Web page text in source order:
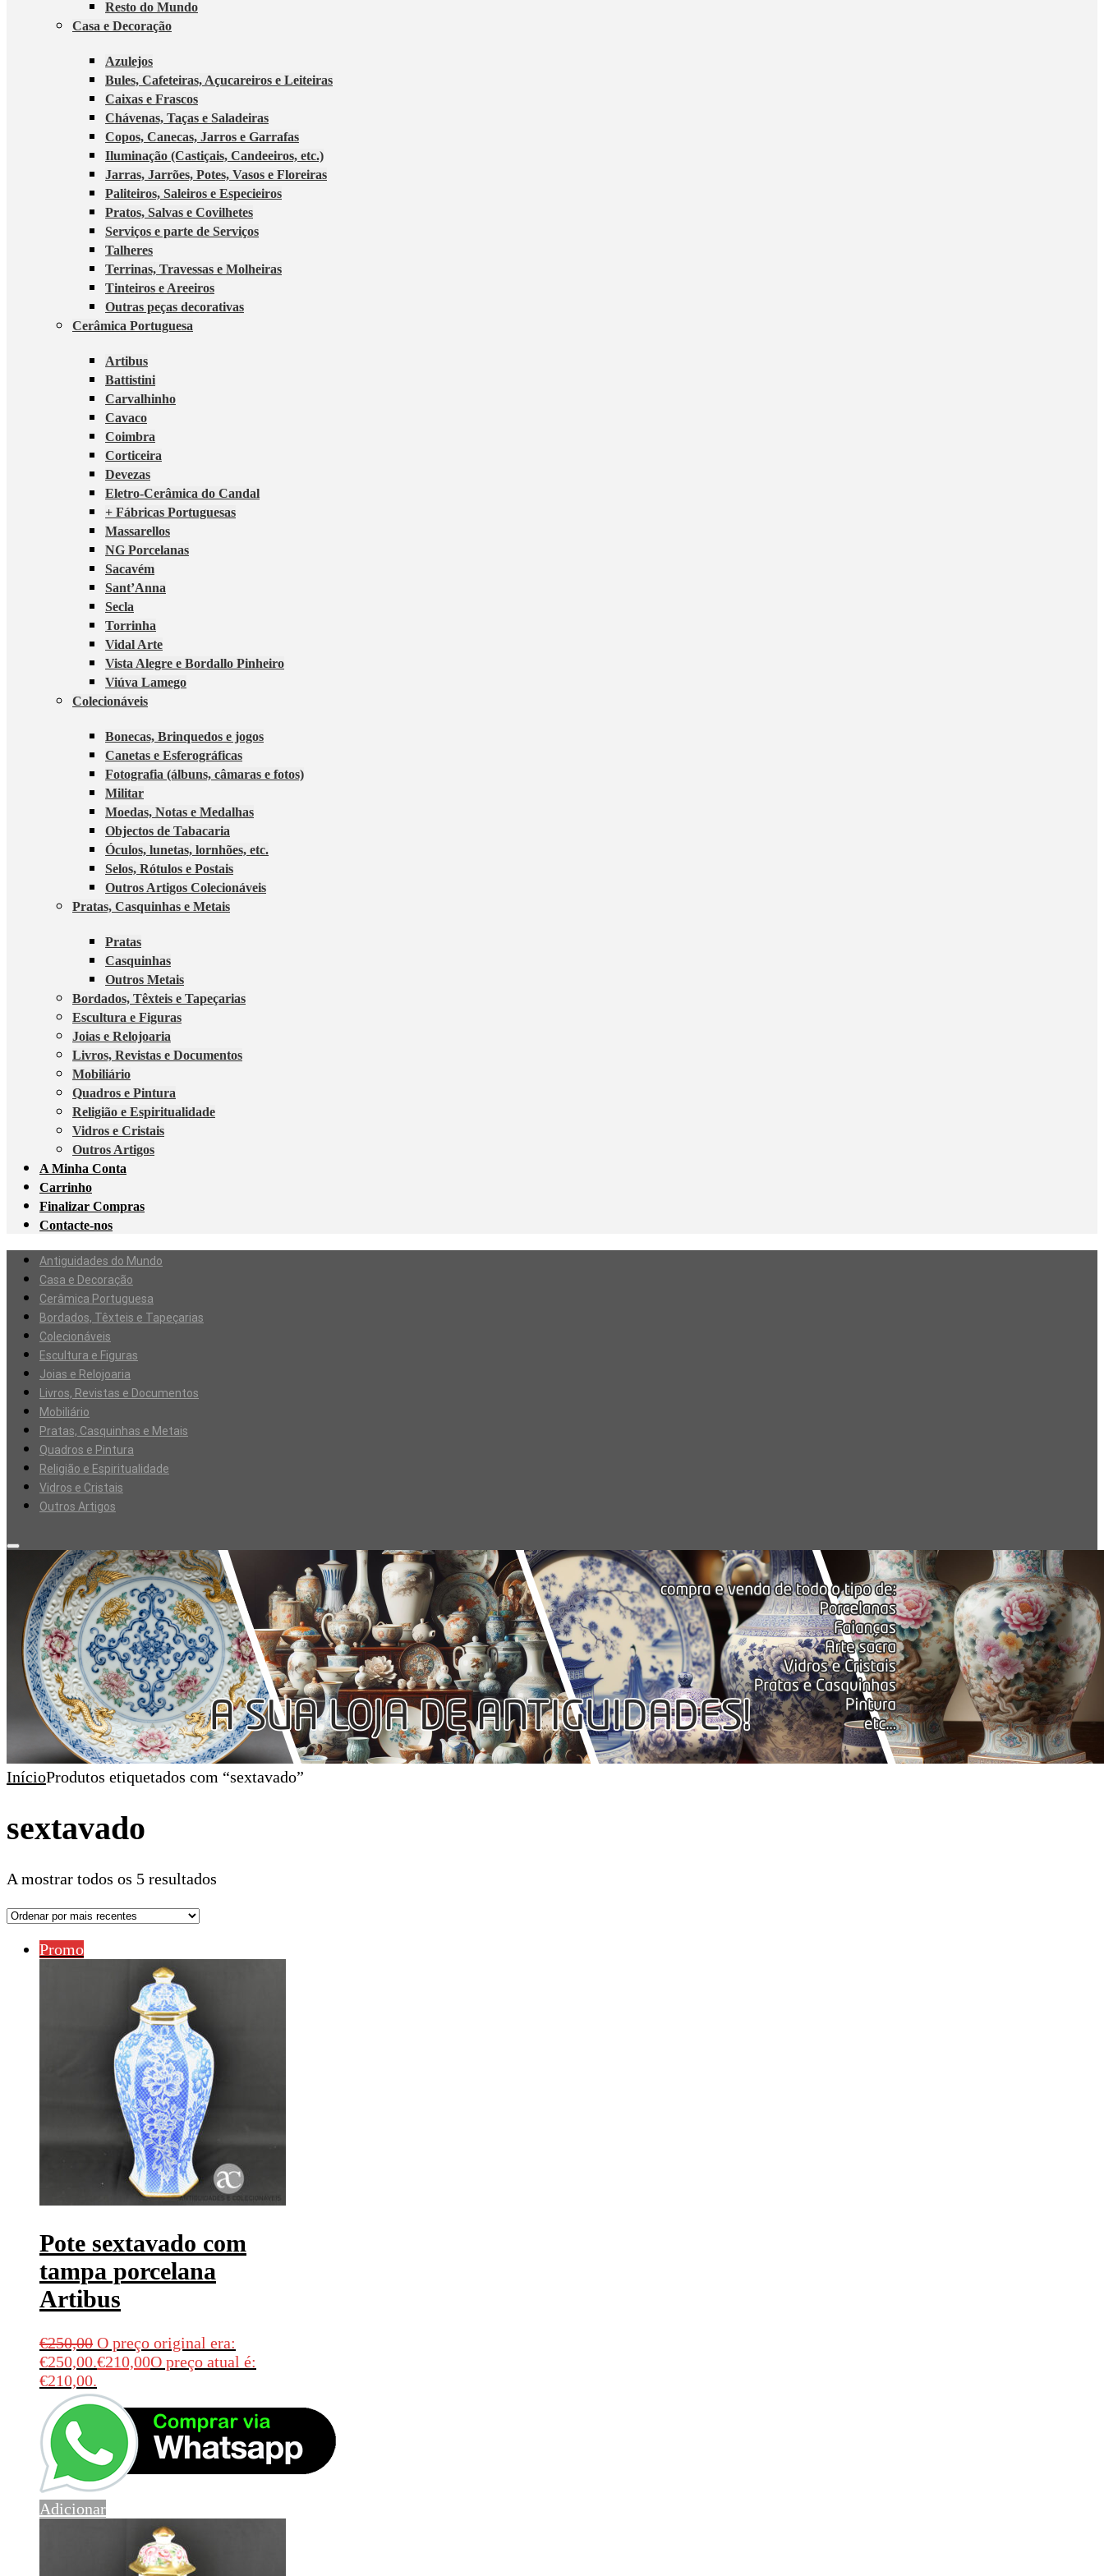
Resto do Mundo
Casa e Decoração
Azulejos
Bules, Cafeteiras, Açucareiros e Leiteiras
Caixas e Frascos
Chávenas, Taças e Saladeiras
Copos, Canecas, Jarros e Garrafas
Iluminação (Castiçais, Candeeiros, etc.)
Jarras, Jarrões, Potes, Vasos e Floreiras
Paliteiros, Saleiros e Especieiros
Pratos, Salvas e Covilhetes
Serviços e parte de Serviços
Talheres
Terrinas, Travessas e Molheiras
Tinteiros e Areeiros
Outras peças decorativas
Cerâmica Portuguesa
Artibus
Battistini
Carvalhinho
Cavaco
Coimbra
Corticeira
Devezas
Eletro-Cerâmica do Candal
+ Fábricas Portuguesas
Massarellos
NG Porcelanas
Sacavém
Sant’Anna
Secla
Torrinha
Vidal Arte
Vista Alegre e Bordallo Pinheiro
Viúva Lamego
Colecionáveis
Bonecas, Brinquedos e jogos
Canetas e Esferográficas
Fotografia (álbuns, câmaras e fotos)
Militar
Moedas, Notas e Medalhas
Objectos de Tabacaria
Óculos, lunetas, lornhões, etc.
Selos, Rótulos e Postais
Outros Artigos Colecionáveis
Pratas, Casquinhas e Metais
Pratas
Casquinhas
Outros Metais
Bordados, Têxteis e Tapeçarias
Escultura e Figuras
Joias e Relojoaria
Livros, Revistas e Documentos
Mobiliário
Quadros e Pintura
Religião e Espiritualidade
Vidros e Cristais
Outros Artigos
A Minha Conta
Carrinho
Finalizar Compras
Contacte-nos
Antiguidades do Mundo
Casa e Decoração
Cerâmica Portuguesa
Bordados, Têxteis e Tapeçarias
Colecionáveis
Escultura e Figuras
Joias e Relojoaria
Livros, Revistas e Documentos
Mobiliário
Pratas, Casquinhas e Metais
Quadros e Pintura
Religião e Espiritualidade
Vidros e Cristais
Outros Artigos
InícioProdutos etiquetados com “sextavado”
sextavado
A mostrar todos os 5 resultados
Promo
Pote sextavado com
tampa porcelana
Artibus
€250,00 O preço original era:
€250,00.€210,00O preço atual é:
€210,00.
Adicionar